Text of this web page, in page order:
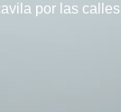
por las calles